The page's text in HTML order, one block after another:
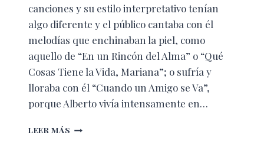
canciones y su estilo interpretativo tenían
algo diferente y el público cantaba con él
melodías que enchinaban la piel, como
aquello de “En un Rincón del Alma” o “Qué
Cosas Tiene la Vida, Mariana”; o sufría y
lloraba con él “Cuando un Amigo se Va”,
porque Alberto vivía intensamente en…
LEER MÁS ALBERTO